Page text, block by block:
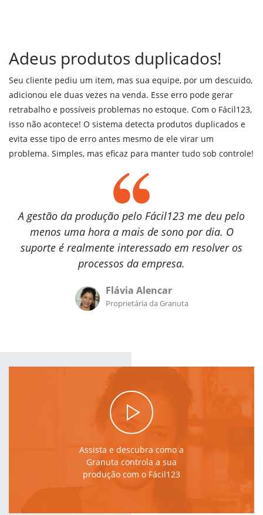
Adeus produtos duplicados!
Seu cliente pediu um item, mas sua equipe, por um descuido,
adicionou ele duas vezes na venda. Esse erro pode gerar
retrabalho e possíveis problemas no estoque. Com o Fácil123,
isso não acontece! O sistema detecta produtos duplicados e
evita esse tipo de erro antes mesmo de ele virar um
problema. Simples, mas eficaz para manter tudo sob controle!
A gestão da produção pelo Fácil123 me deu pelo
menos uma hora a mais de sono por dia. O
suporte é realmente interessado em resolver os
processos da empresa.
Flávia Alencar
Proprietária da Granuta
Assista e descubra como a
Granuta controla a sua
produção com o Fácil123